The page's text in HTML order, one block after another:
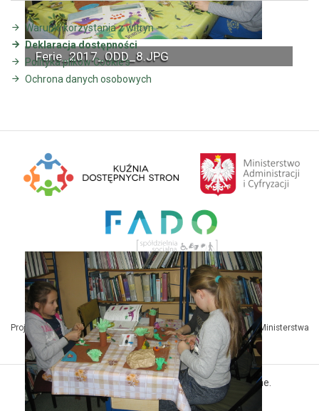
Ferie_2017_ODD_8.JPG
Warunki korzystania z witryn
Deklaracja dostępności
Polityka plików Cookie's
Ochrona danych osobowych
Projekt Kuźnia Dostępnych Stron współfinansowany ze środków Ministerstwa
Administracji i Cyfryzacji
© MBP Pyskowice. Wszystkie prawa zastrzeżone.
Kuźnia Dostępnych Stron